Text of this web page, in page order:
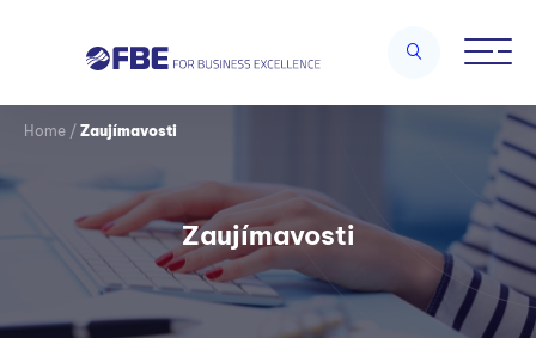
Zaujímavosti
Home / Zaujímavosti